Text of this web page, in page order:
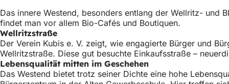
Das innere Westend, besonders entlang der Wellritz- und
findet man vor allem Bio-Cafés und Boutiquen.
Wellritzstraße
Der Verein Kubis e. V. zeigt, wie engagierte Bürger und
Wellritzstraße. Diese gut besuchte Einkaufsstraße –
Lebensqualität mitten im Geschehen
Das Westend bietet trotz seiner Dichte eine hohe